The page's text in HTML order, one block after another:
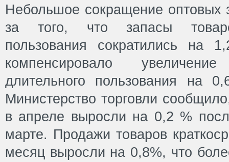
Небольшое сокращение оптовых
за того, что запасы
пользования сократились на
компенсировало
длительного пользования
Министерство торговли
в апреле выросли на 0,2 %
марте. Продажи товаров
месяц выросли на 0,8%, что